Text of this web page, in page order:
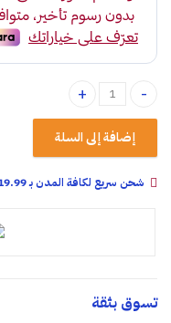
فرشة خشبية للتنظيف مقاس صغير quantity
إضافة إلى السلة
شحن سريع لكافة المدن بـ 19.99 ر.س فقـط خلال:
تسوق بثقة